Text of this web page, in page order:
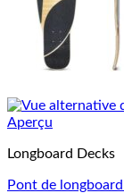
Aperçu
Longboard Decks
Pont de